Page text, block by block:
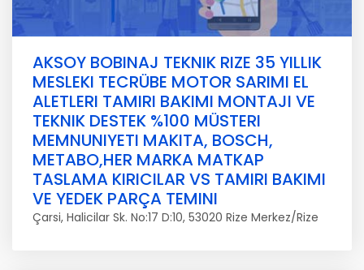
AKSOY BOBINAJ TEKNIK RIZE 35 YILLIK
MESLEKI TECRÜBE MOTOR SARIMI EL
ALETLERI TAMIRI BAKIMI MONTAJI VE
TEKNIK DESTEK %100 MÜSTERI
MEMNUNIYETI MAKITA, BOSCH,
METABO,HER MARKA MATKAP
TASLAMA KIRICILAR VS TAMIRI BAKIMI
VE YEDEK PARÇA TEMINI
Çarsi, Halicilar Sk. No:17 D:10, 53020 Rize Merkez/Rize